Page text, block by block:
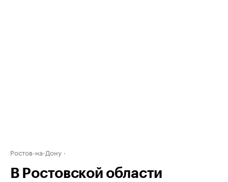
Ростов-на-Дону
В Ростовской области